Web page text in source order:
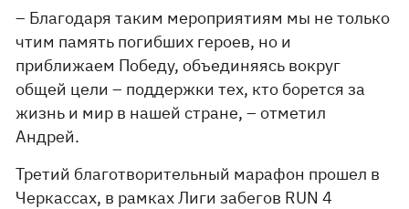
– Благодаря таким мероприятиям мы не только
чтим память погибших героев, но и
приближаем Победу, объединяясь вокруг
общей цели – поддержки тех, кто борется за
жизнь и мир в нашей стране, – отметил
Андрей.
Третий благотворительный марафон прошел в
Черкассах, в рамках Лиги забегов RUN 4